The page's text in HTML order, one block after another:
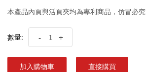
本產品內頁與活頁夾均為專利商品，仿冒必究
數量: - +
加入購物車 直接購買